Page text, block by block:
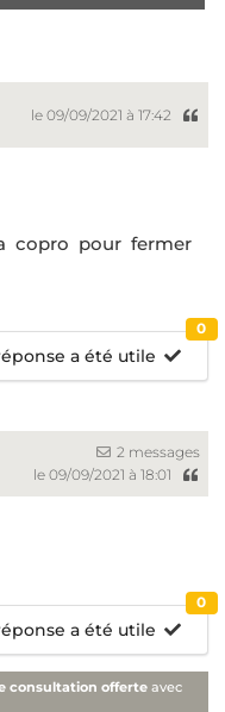
le 09/09/2021 à 17:42
copro pour fermer
a été utile
0
2 messages
le 09/09/2021 à 18:01
a été utile
0
consultation offerte avec